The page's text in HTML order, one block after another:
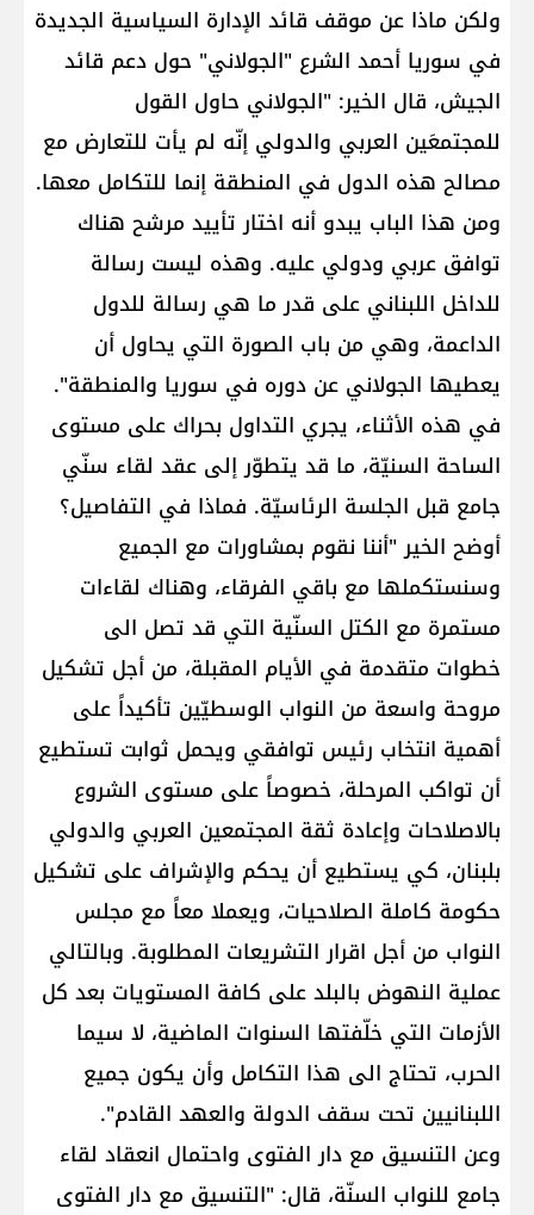
ولكن ماذا عن موقف قائد الإدارة السياسية الجديدة
في سوريا أحمد الشرع "الجولاني" حول دعم قائد
الجيش، قال الخير: "الجولاني حاول القول
للمجتمعَين العربي والدولي إنّه لم يأت للتعارض مع
مصالح هذه الدول في المنطقة إنما للتكامل معها.
ومن هذا الباب يبدو أنه اختار تأييد مرشح هناك
توافق عربي ودولي عليه. وهذه ليست رسالة
للداخل اللبناني على قدر ما هي رسالة للدول
الداعمة، وهي من باب الصورة التي يحاول أن
يعطيها الجولاني عن دوره في سوريا والمنطقة".
في هذه الأثناء، يجري التداول بحراك على مستوى
الساحة السنيّة، ما قد يتطوّر إلى عقد لقاء سنّي
جامع قبل الجلسة الرئاسيّة. فماذا في التفاصيل؟
أوضح الخير "أننا نقوم بمشاورات مع الجميع
وسنستكملها مع باقي الفرقاء، وهناك لقاءات
مستمرة مع الكتل السنّية التي قد تصل الى
خطوات متقدمة في الأيام المقبلة، من أجل تشكيل
مروحة واسعة من النواب الوسطيّين تأكيداً على
أهمية انتخاب رئيس توافقي ويحمل ثوابت تستطيع
أن تواكب المرحلة، خصوصاً على مستوى الشروع
بالاصلاحات وإعادة ثقة المجتمعين العربي والدولي
بلبنان، كي يستطيع أن يحكم والإشراف على تشكيل
حكومة كاملة الصلاحيات، ويعملا معاً مع مجلس
النواب من أجل اقرار التشريعات المطلوبة. وبالتالي
عملية النهوض بالبلد على كافة المستويات بعد كل
الأزمات التي خلّفتها السنوات الماضية، لا سيما
الحرب، تحتاج الى هذا التكامل وأن يكون جميع
اللبنانيين تحت سقف الدولة والعهد القادم".
وعن التنسيق مع دار الفتوى واحتمال انعقاد لقاء
جامع للنواب السنّة، قال: "التنسيق مع دار الفتوى